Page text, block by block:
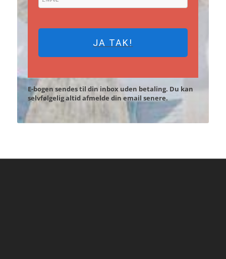
JA TAK!
E-bogen sendes til din inbox uden betaling. Du kan
selvfølgelig altid afmelde din email senere.